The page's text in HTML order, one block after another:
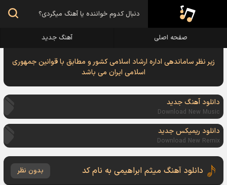
صفحه اصلی آهنگ جدید
زیر نظر ساماندهی اداره ارشاد اسلامی کشور و مطابق با قوانین جمهوری
اسلامی ایران می باشد
دانلود آهنگ جدید
Download New Music
دانلود ریمیکس جدید
Download New Remix
دانلود آهنگ میثم ابراهیمی به نام کد بدون نظر